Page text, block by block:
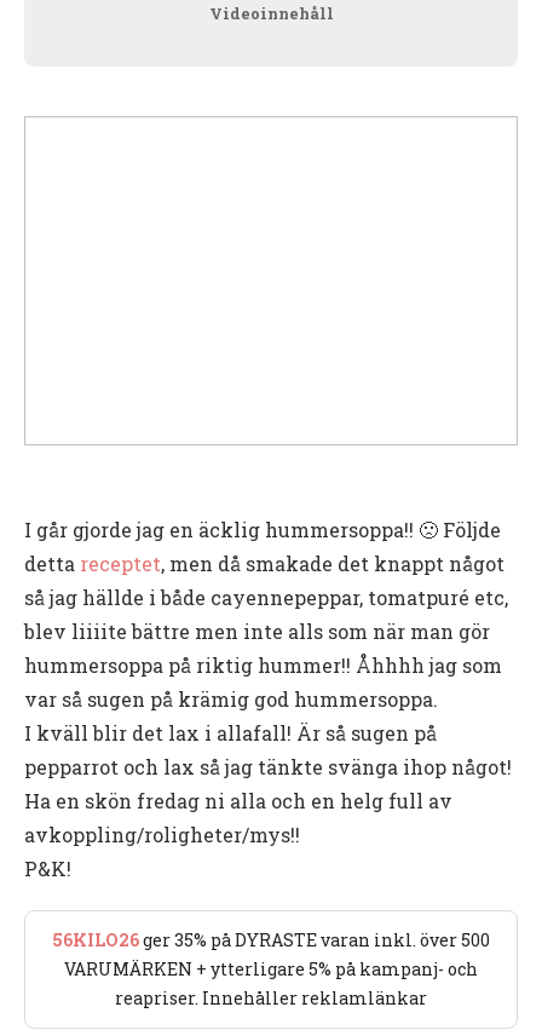
Videoinnehåll
I går gjorde jag en äcklig hummersoppa!! 🙁 Följde
detta receptet, men då smakade det knappt något
så jag hällde i både cayennepeppar, tomatpuré etc,
blev liiiite bättre men inte alls som när man gör
hummersoppa på riktig hummer!! Åhhhh jag som
var så sugen på krämig god hummersoppa.
I kväll blir det lax i allafall! Är så sugen på
pepparrot och lax så jag tänkte svänga ihop något!
Ha en skön fredag ni alla och en helg full av
avkoppling/roligheter/mys!!
P&K!
56KILO26ger 35% på DYRASTE varan inkl. över 500
VARUMÄRKEN + ytterligare 5% på kampanj- och
reapriser. Innehåller reklamlänkar